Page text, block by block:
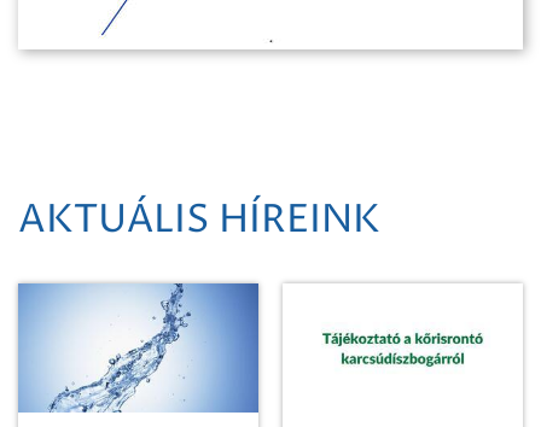
AKTUÁLIS HÍREINK